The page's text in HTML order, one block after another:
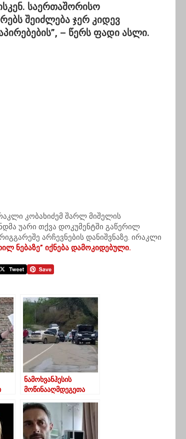
საერთაშორისო
შეიძლება ჯერ კიდევ
– წერს ფადი ასლი.
კობახიძემ შარლ მიშელის
უარი თქვა დოკუმენტში გაწერილ
არჩევნების დანიშვნაზე. ირაკლი
ნებაზე” იქნება დამოკიდებული.
ნამოხვანჰესის
მოწინააღმდეგეთა
გრძელდება – გზა
ავტომობილებითაა
გადაკეტილი